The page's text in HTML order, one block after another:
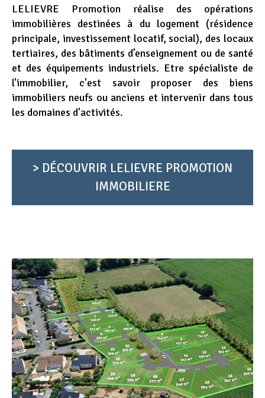
LELIEVRE Promotion réalise des opérations
immobilières destinées à du logement (résidence
principale, investissement locatif, social), des locaux
tertiaires, des bâtiments d’enseignement ou de santé
et des équipements industriels. Etre spécialiste de
l'immobilier, c'est savoir proposer des biens
immobiliers neufs ou anciens et intervenir dans tous
les domaines d'activités.
> DÉCOUVRIR LELIEVRE PROMOTION
IMMOBILIERE